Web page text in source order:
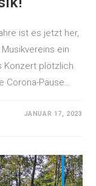
ist es jetzt her,
ein
Konzert plötzlich
Corona-Pause…
JANUAR 17, 2023